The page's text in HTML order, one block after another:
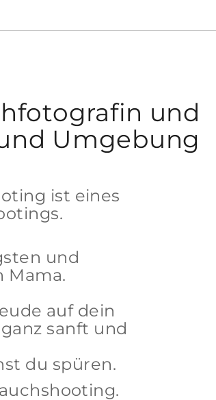
und
Umgebung
ist eines
und
Mama.
auf dein
sanft und
du spüren.